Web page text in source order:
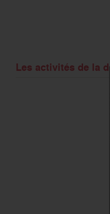
Les activités de la